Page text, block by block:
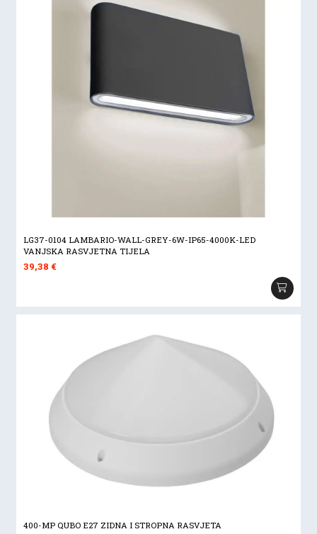
LG37-0104 LAMBARIO-WALL-GREY-6W-IP65-4000K-LED
VANJSKA RASVJETNA TIJELA
39,38€
400-MP QUBO E27 ZIDNA I STROPNA RASVJETA